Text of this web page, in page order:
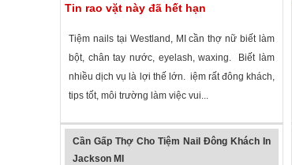
Tin rao vặt này đã hết hạn
Tiệm nails tại Westland, MI cần thợ nữ biết làm
bột, chân tay nước, eyelash, waxing. Biết làm
nhiều dịch vụ là lợi thế lớn. iệm rất đông khách,
tips tốt, môi trường làm việc vui...
Cần Gấp Thợ Cho Tiệm Nail Đông Khách In
Jackson MI